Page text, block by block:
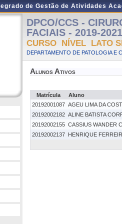
de Gestão de Atividades
DPCO/CCS -
FACIAIS - 2019-
CURSO NÍVEL LATO
DEPARTAMENTO DE PATOLOGIA
Alunos Ativos
Matrícula
Aluno
20192001087 AGEU LIMA DA
20192002182 ALINE BATISTA
20192002155 CASSIUS WANDER
20192002137 HENRIQUE